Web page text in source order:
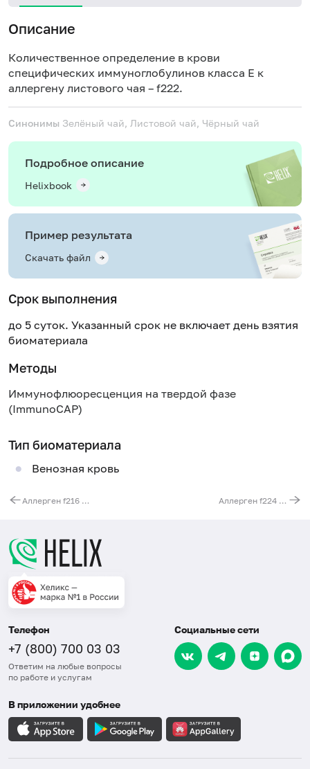
Описание
Количественное определение в крови
специфических иммуноглобулинов класса E к
аллергену листового чая – f222.
Синонимы Зелёный чай, Листовой чай, Чёрный чай
Подробное описание
Helixbook
Пример результата
Скачать файл
Срок выполнения
до 5 суток. Указанный срок не включает день взятия
биоматериала
Методы
Иммунофлюоресценция на твердой фазе
(ImmunoCAP)
Тип биоматериала
Венозная кровь
Аллерген f216 - капуста белокочанная, IgE (ImmunoCAP) Аллерген f224 - семена мака, IgE (ImmunoCAP)
Телефон
+7 (800) 700 03 03
Ответим на любые вопросы
по работе и услугам
Социальные сети
В приложении удобнее